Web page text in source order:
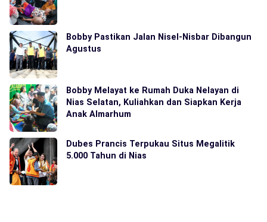
Bobby Pastikan Jalan Nisel-Nisbar Dibangun
Agustus
Bobby Melayat ke Rumah Duka Nelayan di
Nias Selatan, Kuliahkan dan Siapkan Kerja
Anak Almarhum
Dubes Prancis Terpukau Situs Megalitik
5.000 Tahun di Nias